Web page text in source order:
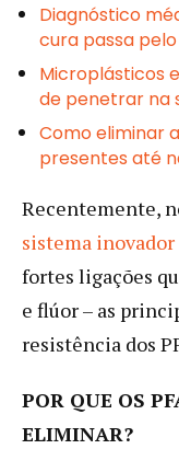
Diagnóstico
cura passa
Microplásticos
de penetrar na
Como eliminar
presentes até
Recentemente,
sistema inovador
fortes ligações
e flúor – as
resistência dos
POR QUE OS
ELIMINAR?